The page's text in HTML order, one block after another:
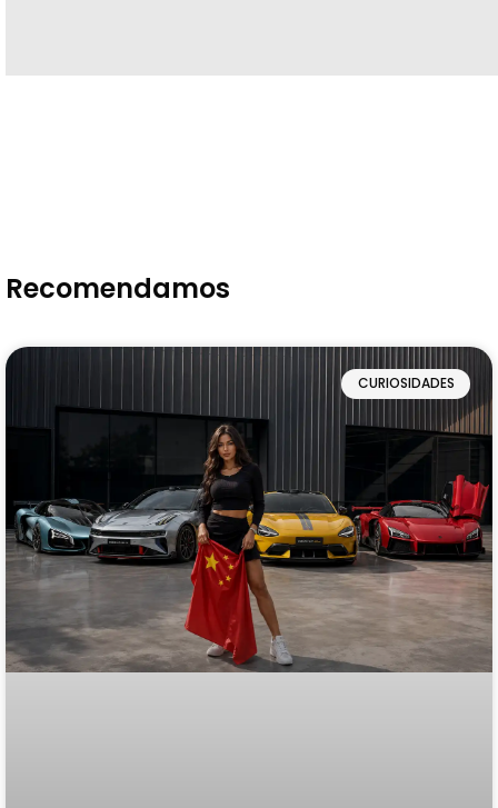
Recomendamos
CURIOSIDADES